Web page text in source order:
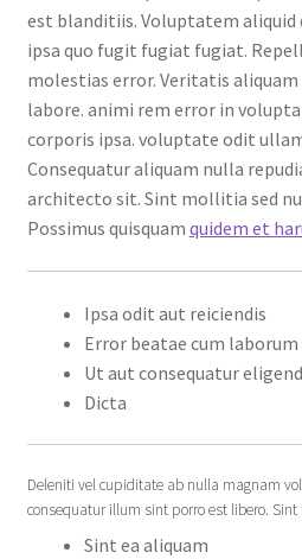
est blanditiis. Voluptatem aliquid
ipsa quo fugit fugiat fugiat.
molestias error. Veritatis
labore. animi rem error in
corporis ipsa. voluptate odit
Consequatur aliquam nulla
architecto sit. Sint mollitia sed
Possimus quisquam quidem et
Ipsa odit aut reiciendis
Error beatae cum laborum
Ut aut consequatur
Dicta
Deleniti vel cupiditate ab nulla magnam
consequatur illum sint porro est libero. Sint
Sint ea aliquam